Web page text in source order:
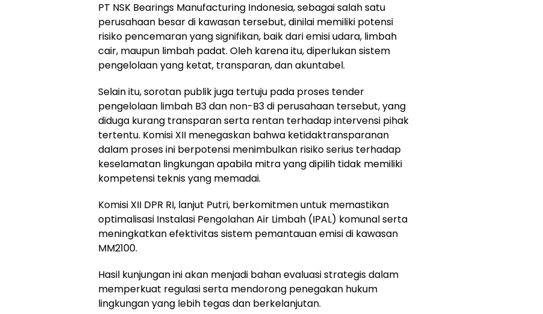
PT NSK Bearings Manufacturing Indonesia, sebagai salah satu
perusahaan besar di kawasan tersebut, dinilai memiliki potensi
risiko pencemaran yang signifikan, baik dari emisi udara, limbah
cair, maupun limbah padat. Oleh karena itu, diperlukan sistem
pengelolaan yang ketat, transparan, dan akuntabel.
Selain itu, sorotan publik juga tertuju pada proses tender
pengelolaan limbah B3 dan non-B3 di perusahaan tersebut, yang
diduga kurang transparan serta rentan terhadap intervensi pihak
tertentu. Komisi XII menegaskan bahwa ketidaktransparanan
dalam proses ini berpotensi menimbulkan risiko serius terhadap
keselamatan lingkungan apabila mitra yang dipilih tidak memiliki
kompetensi teknis yang memadai.
Komisi XII DPR RI, lanjut Putri, berkomitmen untuk memastikan
optimalisasi Instalasi Pengolahan Air Limbah (IPAL) komunal serta
meningkatkan efektivitas sistem pemantauan emisi di kawasan
MM2100.
Hasil kunjungan ini akan menjadi bahan evaluasi strategis dalam
memperkuat regulasi serta mendorong penegakan hukum
lingkungan yang lebih tegas dan berkelanjutan.